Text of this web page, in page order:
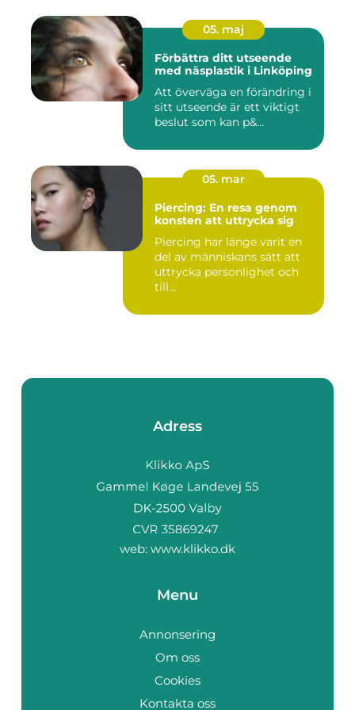
05. maj
Förbättra ditt utseende
med näsplastik i Linköping
Att överväga en förändring i
sitt utseende är ett viktigt
beslut som kan p&...
05. mar
Piercing: En resa genom
konsten att uttrycka sig
Piercing har länge varit en
del av människans sätt att
uttrycka personlighet och
till...
Adress
web: www.klikko.dk
Menu
Annonsering
Om oss
Cookies
Kontakta oss